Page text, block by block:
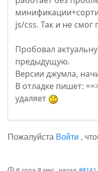
js/css. Так и не смог
Пробовал
предыдущую.
Версии джумла,
В отладке пишет:
удаляет
Пожалуйста Войти ,